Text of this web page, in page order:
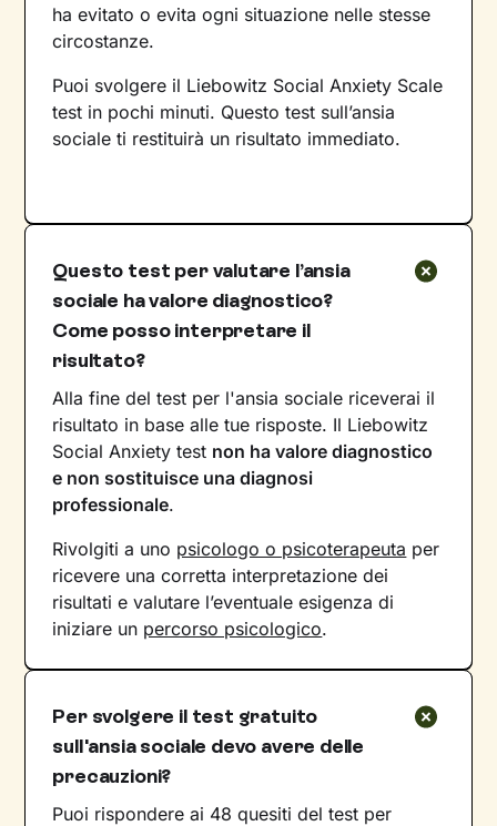
ha evitato o evita ogni situazione nelle stesse
circostanze.
Puoi svolgere il Liebowitz Social Anxiety Scale
test in pochi minuti. Questo test sull’ansia
sociale ti restituirà un risultato immediato.
Questo test per valutare l’ansia
sociale ha valore diagnostico?
Come posso interpretare il
risultato?
Alla fine del test per l'ansia sociale riceverai il
risultato in base alle tue risposte. Il Liebowitz
Social Anxiety test non ha valore diagnostico
e non sostituisce una diagnosi
professionale.
Rivolgiti a uno psicologo o psicoterapeuta per
ricevere una corretta interpretazione dei
risultati e valutare l’eventuale esigenza di
iniziare un percorso psicologico.
Per svolgere il test gratuito
sull'ansia sociale devo avere delle
precauzioni?
Puoi rispondere ai 48 quesiti del test per